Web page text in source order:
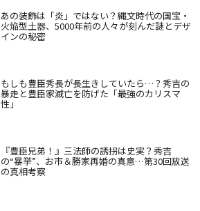
あの装飾は「炎」ではない？縄文時代の国宝・
火焔型土器、5000年前の人々が刻んだ謎とデザ
インの秘密
もしも豊臣秀長が長生きしていたら…？秀吉の
暴走と豊臣家滅亡を防げた「最強のカリスマ
性」
『豊臣兄弟！』三法師の誘拐は史実？秀吉
の“暴挙”、お市＆勝家再婚の真意…第30回放送
の真相考察